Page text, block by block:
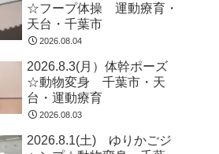
☆フープ体操 運動療育・
天台・千葉市
2026.08.04
2026.8.3(月）体幹ポーズ
☆動物変身 千葉市・天
台・運動療育
2026.08.03
2026.8.1(土) ゆりかごジ